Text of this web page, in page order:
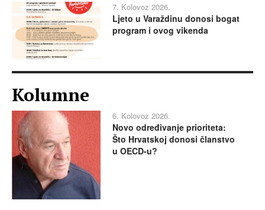
7. Kolovoz 2026.
Ljeto u Varaždinu donosi bogat
program i ovog vikenda
Kolumne
6. Kolovoz 2026.
Novo određivanje prioriteta:
Što Hrvatskoj donosi članstvo
u OECD-u?